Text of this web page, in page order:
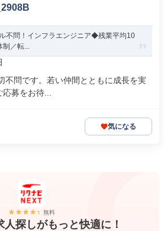
不問！インフラエンジニア◆残業平均10
制／転...
不問です。若い仲間とともに成長を実
募をお待...
気になる
無料
人探しがもっと快適に！